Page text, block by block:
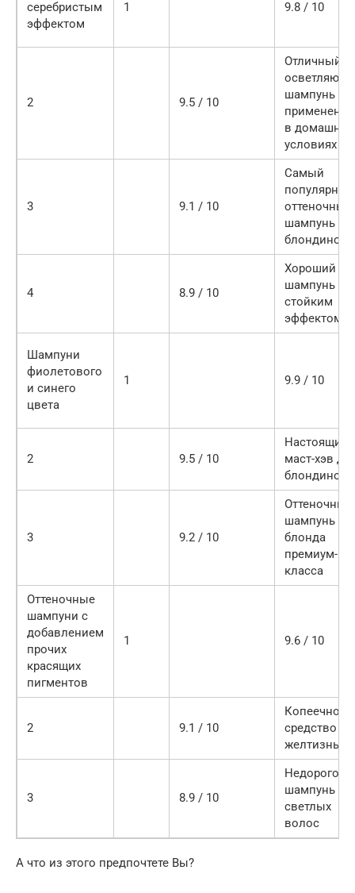
серебристым
эффектом
1 9.8 / 10
2 9.5 / 10
Отличный
шампунь
применения
в домашних
условиях
3 9.1 / 10
Самый
популярный
оттеночный
шампунь
блондинок
4 8.9 / 10
Хороший
шампунь со
стойким
эффектом
Шампуни
фиолетового
и синего
цвета
1 9.9 / 10
2 9.5 / 10
Настоящий
маст-хэв
блондинок
3 9.2 / 10
Оттеночный
шампунь
блонда
премиум-
класса
Оттеночные
шампуни с
добавлением
прочих
красящих
пигментов
1 9.6 / 10
2 9.1 / 10
Копеечное
средство от
желтизны
3 8.9 / 10
Недорогой
шампунь
светлых
волос
А что из этого предпочтете Вы?